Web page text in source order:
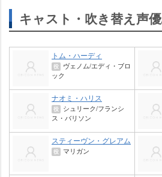
キャスト・吹き替え声
トム・ハーディ
役
ヴェノム/エディ・ブロ
ック
ナオミ・ハリス
役
シュリーク/フランシ
ス・バリソン
スティーヴン・グレアム
役 マリガン